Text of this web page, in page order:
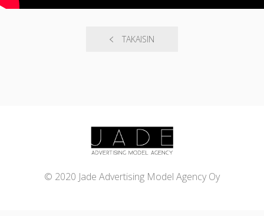
TAKAISIN
© 2020 Jade Advertising Model Agency Oy